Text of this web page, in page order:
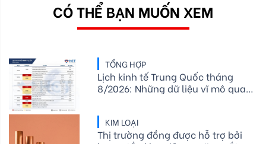
CÓ THỂ BẠN MUỐN XEM
TỔNG HỢP
Lịch kinh tế Trung Quốc tháng
8/2026: Những dữ liệu vĩ mô quan
KIM LOẠI
Thị trường đồng được hỗ trợ bởi